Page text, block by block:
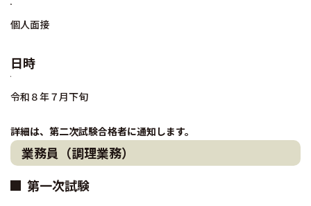
個人面接
日時
令和８年７月下旬
詳細は、第二次試験合格者に通知します。
業務員（調理業務）
第一次試験